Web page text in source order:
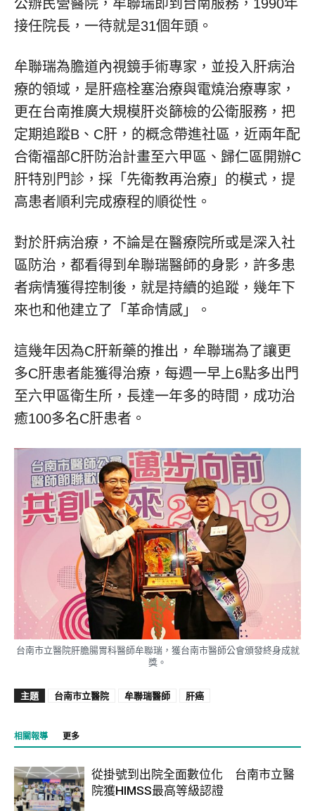
公辦民營醫院，牟聯瑞即到台南服務，1990年
接任院長，一待就是31個年頭。
牟聯瑞為膽道內視鏡手術專家，並投入肝病治
療的領域，是肝癌栓塞治療與電燒治療專家，
更在台南推廣大規模肝炎篩檢的公衛服務，把
定期追蹤B、C肝，的概念帶進社區，近兩年配
合衛福部C肝防治計畫至六甲區、歸仁區開辦C
肝特別門診，採「先衛教再治療」的模式，提
高患者順利完成療程的順從性。
對於肝病治療，不論是在醫療院所或是深入社
區防治，都看得到牟聯瑞醫師的身影，許多患
者病情獲得控制後，就是持續的追蹤，幾年下
來也和他建立了「革命情感」。
這幾年因為C肝新藥的推出，牟聯瑞為了讓更
多C肝患者能獲得治療，每週一早上6點多出門
至六甲區衛生所，長達一年多的時間，成功治
癒100多名C肝患者。
台南市立醫院肝膽腸胃科醫師牟聯瑞，獲台南市醫師公會頒發終身成就
獎。
主題 台南市立醫院 牟聯瑞醫師 肝癌
相關報導 更多
從掛號到出院全面數位化 台南市立醫
院獲HIMSS最高等級認證